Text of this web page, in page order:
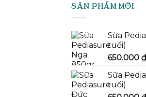
SẢN PHẨM MỚI
Sữa
tuổi)
650.000 ₫
Sữa
tuổi)